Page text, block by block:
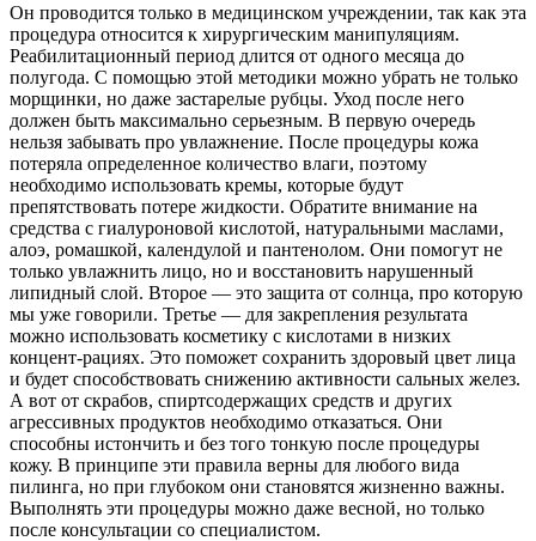
Он проводится только в медицинском учреждении, так как эта
процедура относится к хирургическим манипуляциям.
Реабилитационный период длится от одного месяца до
полугода. С помощью этой методики можно убрать не только
морщинки, но даже застарелые рубцы. Уход после него
должен быть максимально серьезным. В первую очередь
нельзя забывать про увлажнение. После процедуры кожа
потеряла определенное количество влаги, поэтому
необходимо использовать кремы, которые будут
препятствовать потере жидкости. Обратите внимание на
средства с гиалуроновой кислотой, натуральными маслами,
алоэ, ромашкой, календулой и пантенолом. Они помогут не
только увлажнить лицо, но и восстановить нарушенный
липидный слой. Второе — это защита от солнца, про которую
мы уже говорили. Третье — для закрепления результата
можно использовать косметику с кислотами в низких
концент-рациях. Это поможет сохранить здоровый цвет лица
и будет способствовать снижению активности сальных желез.
А вот от скрабов, спиртсодержащих средств и других
агрессивных продуктов необходимо отказаться. Они
способны истончить и без того тонкую после процедуры
кожу. В принципе эти правила верны для любого вида
пилинга, но при глубоком они становятся жизненно важны.
Выполнять эти процедуры можно даже весной, но только
после консультации со специалистом.